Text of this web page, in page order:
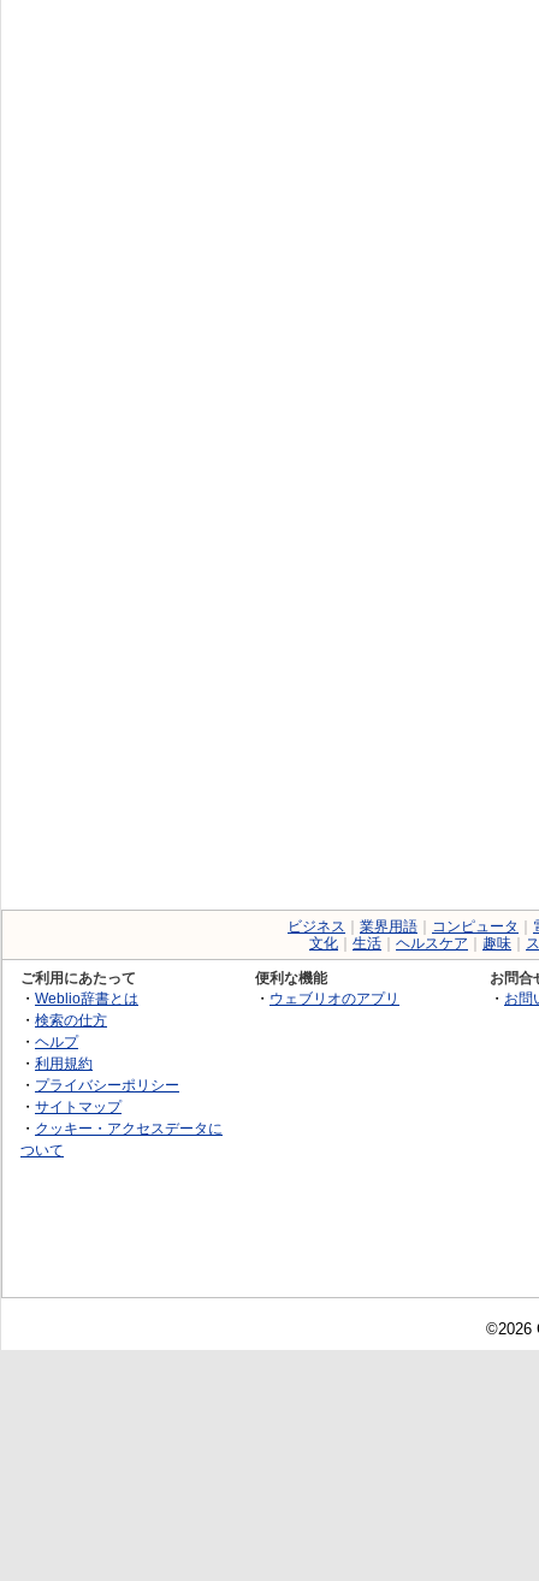
ビジネス 業界用語 コンピュータ
文化
生活 ヘルスケア 趣味
ご利用にあたって
・ Weblio辞書とは
・ 検索の仕方
・ ヘルプ
・ 利用規約
・ プライバシーポリシー
・ サイトマップ
・ クッキー・アクセスデータに
ついて
便利な機能
・ ウェブリオのアプリ
お問合
・ お問
©2026